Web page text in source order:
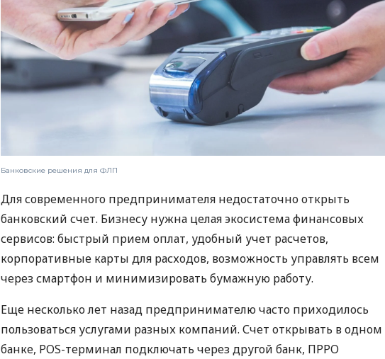
Банковские решения для ФЛП
Для современного предпринимателя недостаточно открыть
банковский счет. Бизнесу нужна целая экосистема финансовых
сервисов: быстрый прием оплат, удобный учет расчетов,
корпоративные карты для расходов, возможность управлять всем
через смартфон и минимизировать бумажную работу.
Еще несколько лет назад предпринимателю часто приходилось
пользоваться услугами разных компаний. Счет открывать в одном
банке, POS-терминал подключать через другой банк, ПРРО